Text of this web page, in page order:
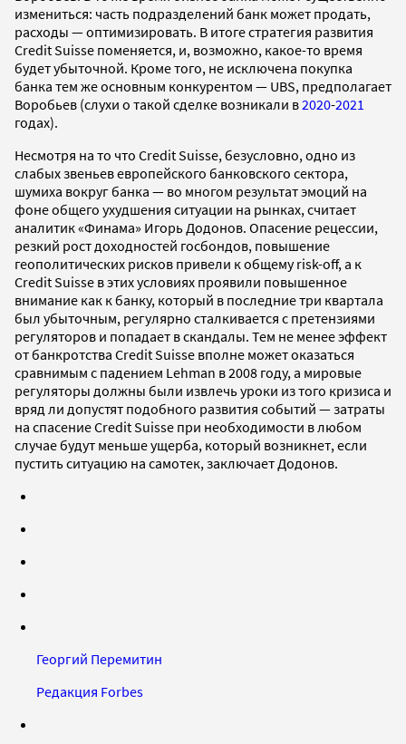
измениться: часть подразделений банк может продать,
расходы — оптимизировать. В итоге стратегия развития
Credit Suisse поменяется, и, возможно, какое-то время
будет убыточной. Кроме того, не исключена покупка
банка тем же основным конкурентом — UBS, предполагает
Воробьев (слухи о такой сделке возникали в2020-2021
годах).
Несмотря на то что Credit Suisse, безусловно, одно из
слабых звеньев европейского банковского сектора,
шумиха вокруг банка — во многом результат эмоций на
фоне общего ухудшения ситуации на рынках, считает
аналитик «Финама» Игорь Додонов. Опасение рецессии,
резкий рост доходностей госбондов, повышение
геополитических рисков привели к общему risk-off, а к
Credit Suisse в этих условиях проявили повышенное
внимание как к банку, который в последние три квартала
был убыточным, регулярно сталкивается с претензиями
регуляторов и попадает в скандалы. Тем не менее эффект
от банкротства Credit Suisse вполне может оказаться
сравнимым с падением Lehman в 2008 году, а мировые
регуляторы должны были извлечь уроки из того кризиса и
вряд ли допустят подобного развития событий — затраты
на спасение Credit Suisse при необходимости в любом
случае будут меньше ущерба, который возникнет, если
пустить ситуацию на самотек, заключает Додонов.
Георгий Перемитин
Редакция Forbes